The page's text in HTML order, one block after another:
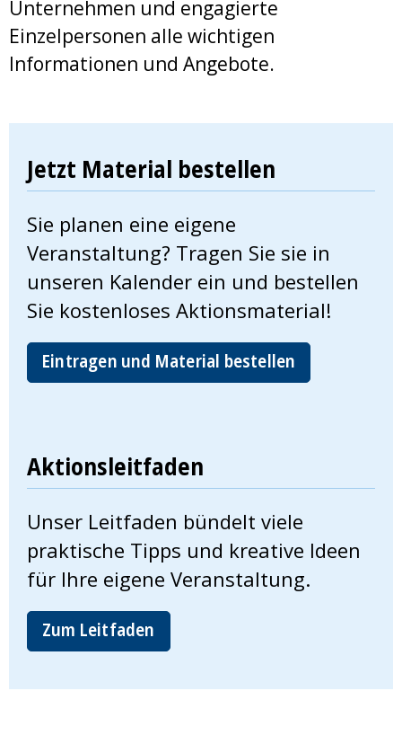
Unternehmen und engagierte
Einzelpersonen alle wichtigen
Informationen und Angebote.
Jetzt Material bestellen
Sie planen eine eigene
Veranstaltung? Tragen Sie sie in
unseren Kalender ein und bestellen
Sie kostenloses Aktionsmaterial!
Eintragen und Material bestellen
Aktionsleitfaden
Unser Leitfaden bündelt viele
praktische Tipps und kreative Ideen
für Ihre eigene Veranstaltung.
Zum Leitfaden